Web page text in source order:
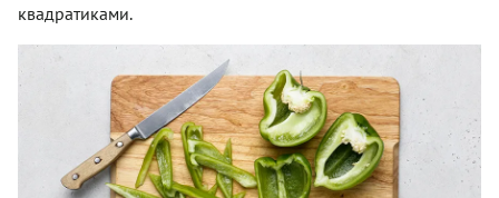
квадратиками.